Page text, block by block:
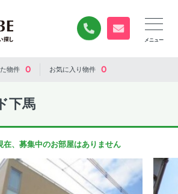
0120-840-834
無料お問い合
物件 0 お気に入り物件 0
下馬
在、募集中のお部屋はありません